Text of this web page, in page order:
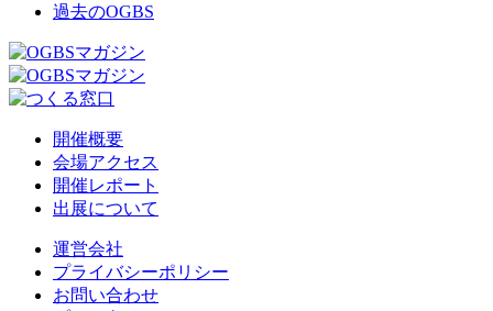
過去のOGBS
開催概要
会場アクセス
開催レポート
出展について
運営会社
プライバシーポリシー
お問い合わせ